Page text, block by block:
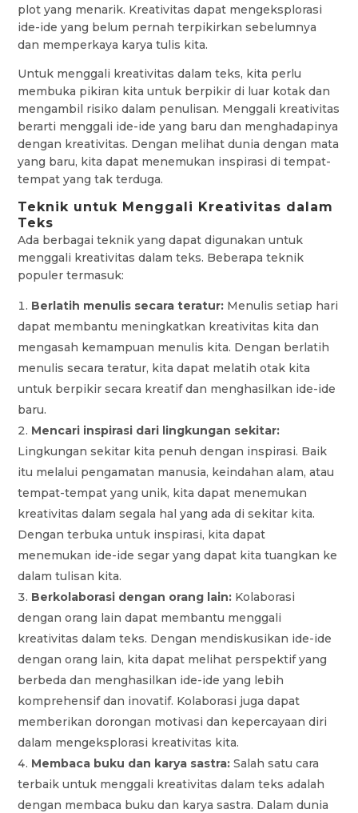
plot yang menarik. Kreativitas dapat mengeksplorasi
ide-ide yang belum pernah terpikirkan sebelumnya
dan memperkaya karya tulis kita.
Untuk menggali kreativitas dalam teks, kita perlu
membuka pikiran kita untuk berpikir di luar kotak dan
mengambil risiko dalam penulisan. Menggali kreativitas
berarti menggali ide-ide yang baru dan menghadapinya
dengan kreativitas. Dengan melihat dunia dengan mata
yang baru, kita dapat menemukan inspirasi di tempat-
tempat yang tak terduga.
Teknik untuk Menggali Kreativitas dalam
Teks
Ada berbagai teknik yang dapat digunakan untuk
menggali kreativitas dalam teks. Beberapa teknik
populer termasuk:
Berlatih menulis secara teratur: Menulis setiap hari
dapat membantu meningkatkan kreativitas kita dan
mengasah kemampuan menulis kita. Dengan berlatih
menulis secara teratur, kita dapat melatih otak kita
untuk berpikir secara kreatif dan menghasilkan ide-ide
baru.
Mencari inspirasi dari lingkungan sekitar:
Lingkungan sekitar kita penuh dengan inspirasi. Baik
itu melalui pengamatan manusia, keindahan alam, atau
tempat-tempat yang unik, kita dapat menemukan
kreativitas dalam segala hal yang ada di sekitar kita.
Dengan terbuka untuk inspirasi, kita dapat
menemukan ide-ide segar yang dapat kita tuangkan ke
dalam tulisan kita.
Berkolaborasi dengan orang lain: Kolaborasi
dengan orang lain dapat membantu menggali
kreativitas dalam teks. Dengan mendiskusikan ide-ide
dengan orang lain, kita dapat melihat perspektif yang
berbeda dan menghasilkan ide-ide yang lebih
komprehensif dan inovatif. Kolaborasi juga dapat
memberikan dorongan motivasi dan kepercayaan diri
dalam mengeksplorasi kreativitas kita.
Membaca buku dan karya sastra:Salah satu cara
terbaik untuk menggali kreativitas dalam teks adalah
dengan membaca buku dan karya sastra. Dalam dunia